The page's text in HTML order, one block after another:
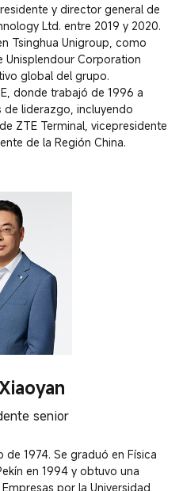
y director general de
Ltd. entre 2019 y 2020.
Tsinghua Unigroup, como
Unisplendour Corporation
global del grupo.
donde trabajó de 1996 a
de liderazgo, incluyendo
ZTE Terminal, vicepresidente
de la Región China.
senior
1974. Se graduó en Física
en 1994 y obtuvo una
por la Universidad